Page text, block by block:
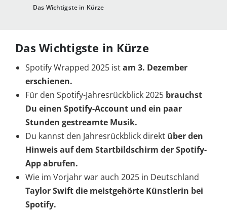
Das Wichtigste in Kürze
Das Wichtigste in Kürze
Spotify Wrapped 2025 istam 3. Dezember
erschienen.
Für den Spotify-Jahresrückblick 2025 brauchst
Du einen Spotify-Account und ein paar
Stunden gestreamte Musik.
Du kannst den Jahresrückblick direkt über den
Hinweis auf dem Startbildschirm der Spotify-
App abrufen.
Wie im Vorjahr war auch 2025 in Deutschland
Taylor Swift die meistgehörte Künstlerin bei
Spotify.